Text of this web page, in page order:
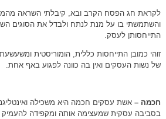
לקראת חג הפסח הקרב ובא, קיבלתי השראה
והשתמשתי בו על מנת לנתח ולבדל את הסוגים
התייחסותן לעסק.
זוהי כמובן התייחסות כללית, הומוריסטית
של נשות העסקים ואין בה כוונה לפגוע באף אחת.
חכמה – אשת עסקים חכמה היא משכילה
בסביבה עסקית שמעצימה אותה ומקפידה להעמיק